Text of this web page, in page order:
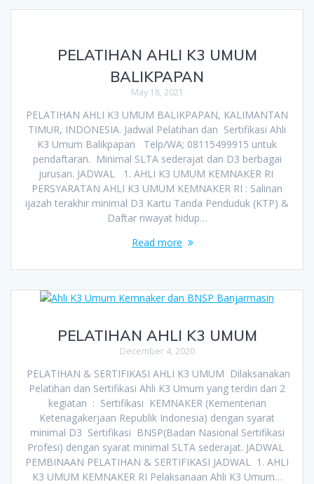
PELATIHAN AHLI K3 UMUM
BALIKPAPAN
May 18, 2021
PELATIHAN AHLI K3 UMUM BALIKPAPAN, KALIMANTAN
TIMUR, INDONESIA. Jadwal Pelatihan dan Sertifikasi Ahli
K3 Umum Balikpapan Telp/WA; 08115499915 untuk
pendaftaran. Minimal SLTA sederajat dan D3 berbagai
jurusan. JADWAL 1. AHLI K3 UMUM KEMNAKER RI
PERSYARATAN AHLI K3 UMUM KEMNAKER RI : Salinan
ijazah terakhir minimal D3 Kartu Tanda Penduduk (KTP) &
Daftar riwayat hidup…
Read more
PELATIHAN AHLI K3 UMUM
December 4, 2020
PELATIHAN & SERTIFIKASI AHLI K3 UMUM Dilaksanakan
Pelatihan dan Sertifikasi Ahli K3 Umum yang terdiri dari 2
kegiatan : Sertifikasi KEMNAKER (Kementerian
Ketenagakerjaan Republik Indonesia) dengan syarat
minimal D3 Sertifikasi BNSP(Badan Nasional Sertifikasi
Profesi) dengan syarat minimal SLTA sederajat. JADWAL
PEMBINAAN PELATIHAN & SERTIFIKASI JADWAL 1. AHLI
K3 UMUM KEMNAKER RI Pelaksanaan Ahli K3 Umum…